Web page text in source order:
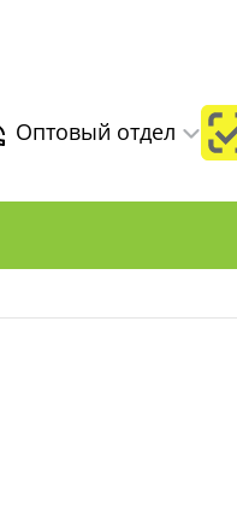
Оптовый отдел